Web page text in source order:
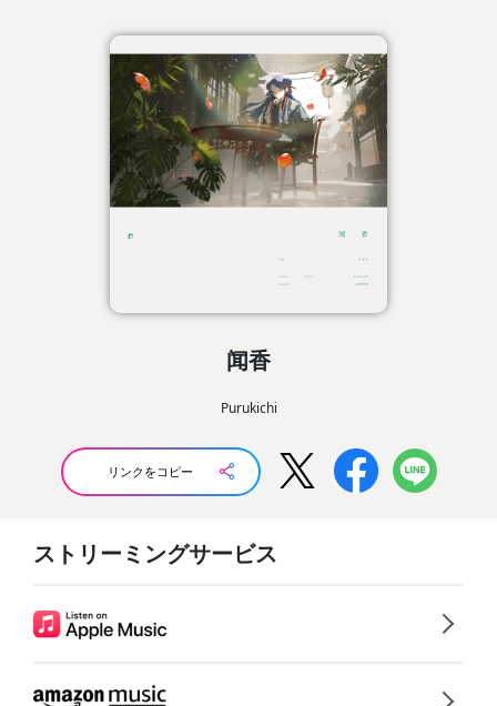
闻香
Purukichi
リンクをコピー
ストリーミングサービス